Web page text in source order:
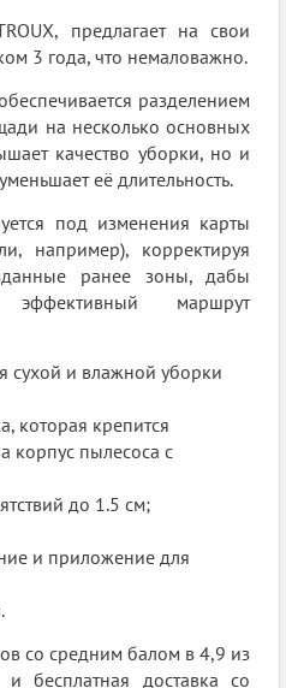
предлагает на свои
3 года, что немаловажно.
разделением
на несколько основных
качество уборки, но и
её длительность.
под изменения карты
например), корректируя
ранее зоны, дабы
маршрут
сухой и влажной уборки
которая крепится
корпус пылесоса с
до 1.5 см;
и приложение для
со средним балом в 4,9 из
бесплатная доставка со